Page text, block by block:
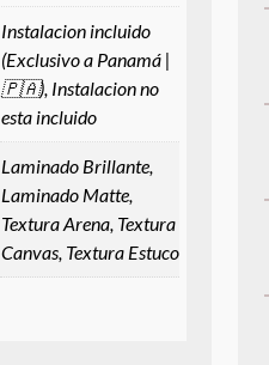
Instalacion incluido
(Exclusivo a Panamá |
🇵🇦), Instalacion no
esta incluido
Laminado Brillante,
Laminado Matte,
Textura Arena, Textura
Canvas, Textura Estuco